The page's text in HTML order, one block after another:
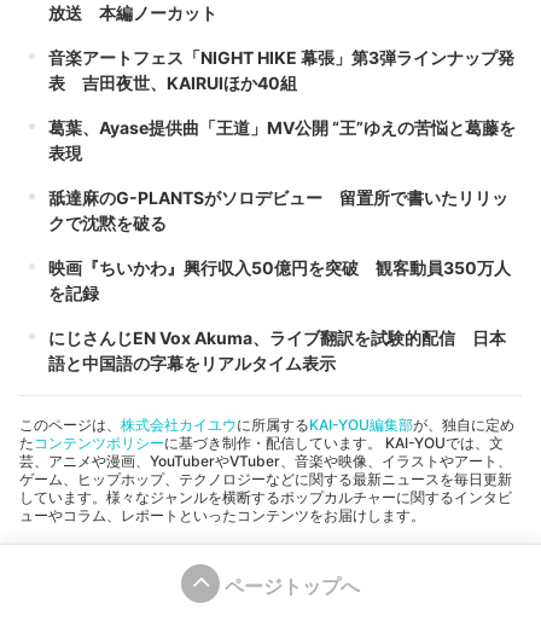
放送 本編ノーカット
音楽アートフェス「NIGHT HIKE 幕張」第3弾ラインナップ発
表 吉田夜世、KAIRUIほか40組
葛葉、Ayase提供曲「王道」MV公開 “王”ゆえの苦悩と葛藤を
表現
舐達麻のG-PLANTSがソロデビュー 留置所で書いたリリッ
クで沈黙を破る
映画『ちいかわ』興行収入50億円を突破 観客動員350万人
を記録
にじさんじEN Vox Akuma、ライブ翻訳を試験的配信 日本
語と中国語の字幕をリアルタイム表示
このページは、 株式会社カイユウに所属するKAI-YOU編集部が、独自に定め
た コンテンツポリシーに基づき制作・配信しています。 KAI-YOUでは、文
芸、アニメや漫画、YouTuberやVTuber、音楽や映像、イラストやアート、
ゲーム、ヒップホップ、テクノロジーなどに関する最新ニュースを毎日更新
しています。様々なジャンルを横断するポップカルチャーに関するインタビ
ューやコラム、レポートといったコンテンツをお届けします。
ページトップへ